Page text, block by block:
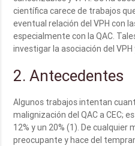
científica carece de trabajos
eventual relación del VPH con
especialmente con la QAC.
investigar la asociación del VPH
2. Antecedentes
Algunos trabajos intentan
malignización del QAC a CEC;
12% y un 20% (1). De cualquier
preocupante y hace del